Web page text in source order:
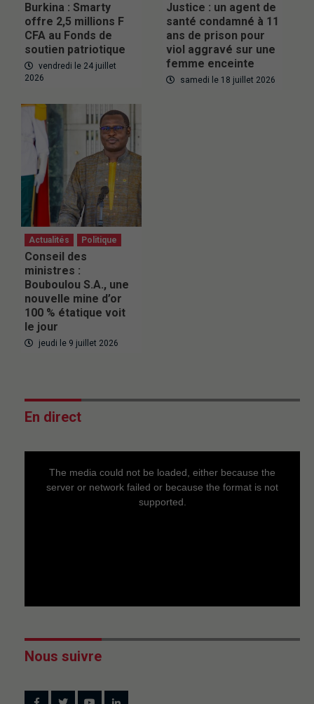
Burkina : Smarty
offre 2,5 millions F
CFA au Fonds de
soutien patriotique
vendredi le 24 juillet
2026
Justice : un agent de
santé condamné à 11
ans de prison pour
viol aggravé sur une
femme enceinte
samedi le 18 juillet 2026
Actualités Politique
Conseil des
ministres :
Bouboulou S.A., une
nouvelle mine d’or
100 % étatique voit
le jour
jeudi le 9 juillet 2026
En direct
The media could not be loaded, either because the
server or network failed or because the format is not
supported.
Nous suivre